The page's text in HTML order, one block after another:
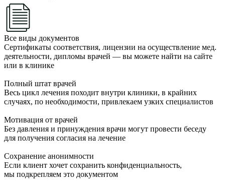
Все виды документов
Сертификаты соответствия, лицензии на осуществление мед.
деятельности, дипломы врачей — вы можете найти на сайте
или в клинике
Полный штат врачей
Весь цикл лечения походит внутри клиники, в крайних
случаях, по необходимости, привлекаем узких специалистов
Мотивация от врачей
Без давления и принуждения врачи могут провести беседу
для получения согласия на лечение
Сохранение анонимности
Если клиент хочет сохранить конфиденциальность,
мы подкрепляем это документом